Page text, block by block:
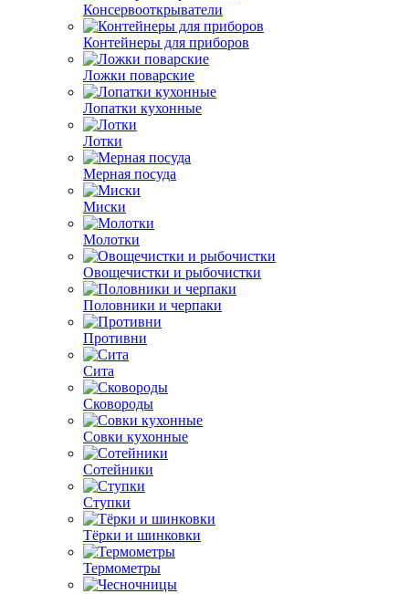
Консервооткрыватели
Контейнеры для приборов
Ложки поварские
Лопатки кухонные
Лотки
Мерная посуда
Миски
Молотки
Овощечистки и рыбочистки
Половники и черпаки
Противни
Сита
Сковороды
Совки кухонные
Сотейники
Ступки
Тёрки и шинковки
Термометры